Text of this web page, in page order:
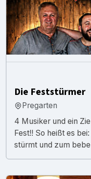
Die Feststürmer
Pregarten
4 Musiker und ein
Fest!! So heißt es
stürmt und zum